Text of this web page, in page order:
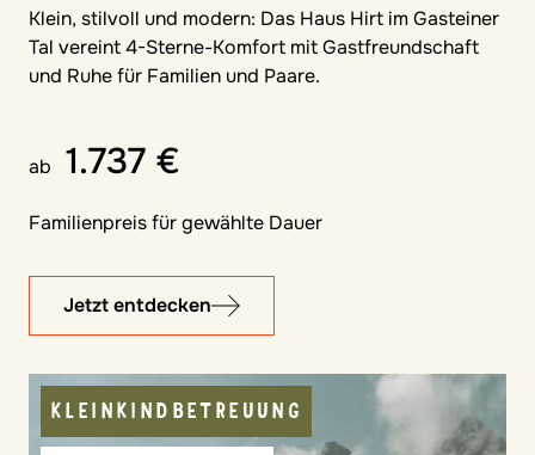
Klein, stilvoll und modern: Das Haus Hirt im Gasteiner
Tal vereint 4-Sterne-Komfort mit Gastfreundschaft
und Ruhe für Familien und Paare.
ab 1.737 €
Familienpreis für gewählte Dauer
Jetzt entdecken
KLEINKINDBETREUUNG